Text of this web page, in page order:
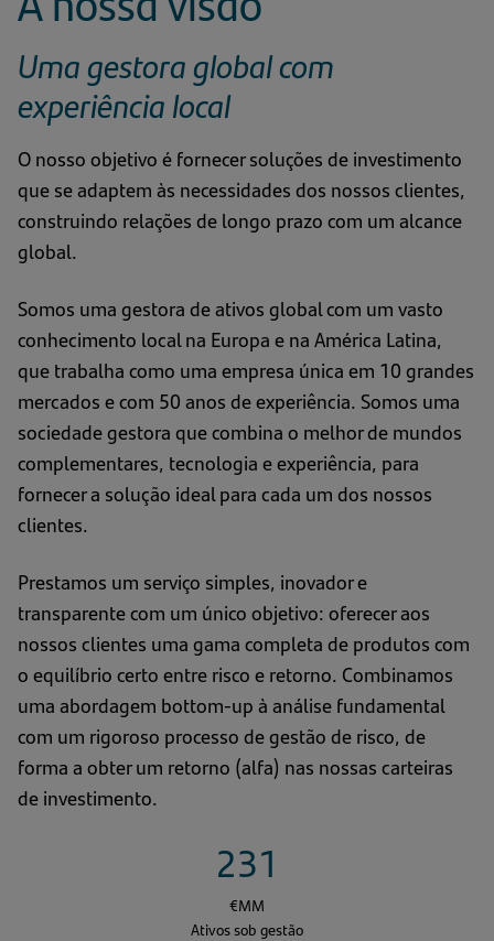
Uma gestora global com
experiência local
O nosso objetivo é fornecer soluções de investimento
que se adaptem às necessidades dos nossos clientes,
construindo relações de longo prazo com um alcance
global.
Somos uma gestora de ativos global com um vasto
conhecimento local na Europa e na América Latina,
que trabalha como uma empresa única em 10 grandes
mercados e com 50 anos de experiência. Somos uma
sociedade gestora que combina o melhor de mundos
complementares, tecnologia e experiência, para
fornecer a solução ideal para cada um dos nossos
clientes.
Prestamos um serviço simples, inovador e
transparente com um único objetivo: oferecer aos
nossos clientes uma gama completa de produtos com
o equilíbrio certo entre risco e retorno. Combinamos
uma abordagem bottom-up à análise fundamental
com um rigoroso processo de gestão de risco, de
forma a obter um retorno (alfa) nas nossas carteiras
de investimento.
231
€MM
Ativos sob gestão